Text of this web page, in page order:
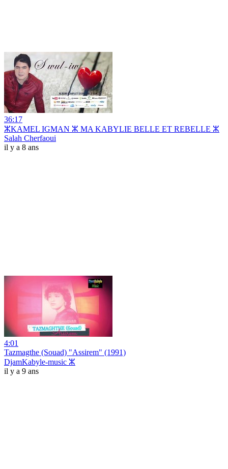
36:17
ⵣKAMEL IGMAN ⵣ MA KABYLIE BELLE ET REBELLE ⵣ
Salah Cherfaoui
il y a 8 ans
4:01
Tazmagthe (Souad) "Assirem" (1991)
DjamKabyle-music ⵣ
il y a 9 ans